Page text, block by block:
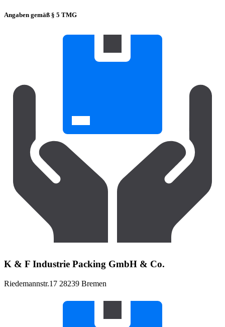
Angaben gemäß § 5 TMG
K & F Industrie Packing GmbH & Co.
Riedemannstr.17 28239 Bremen